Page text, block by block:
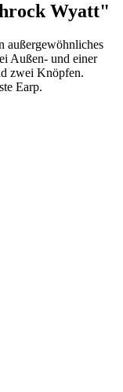
Wyatt"
außergewöhnliches
Außen- und einer
zwei Knöpfen.
Earp.